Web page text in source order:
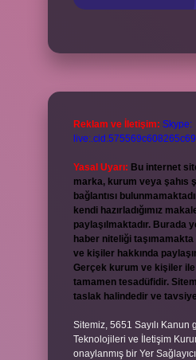
Reklam ve İletişim: Skype:
live:.cid.575569c608265c69
Yasal Uyarı: Bu internet
marka, kurum veya şahıs
bağlantısı
kendi hazırladığımız
paylaşılmaktadır. Burada
haber niteliği
ve kişiler hakkında
Gerçek kurum ve kişiler
tamamen tesadüfidir.
taslak halindedir ve
Sitemiz, 5651 Sayılı Kanun
Teknolojileri ve İletişim
onaylanmış bir Yer